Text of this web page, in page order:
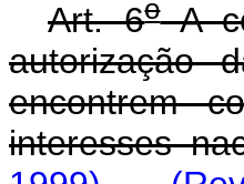
Art. 6oA
autorização
encontrem
interesses